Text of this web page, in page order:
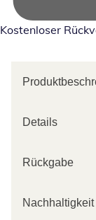
Kostenloser
Details
Rückgabe
Nachhaltigkeit